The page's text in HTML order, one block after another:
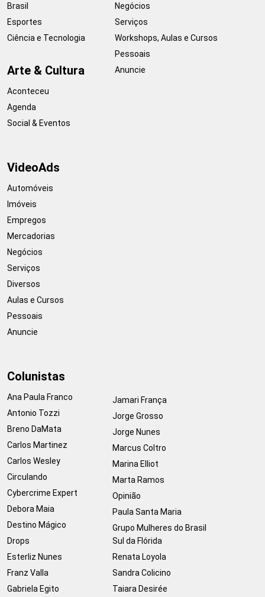
Brasil
Esportes
Ciência e Tecnologia
Arte & Cultura
Aconteceu
Agenda
Social & Eventos
Negócios
Serviços
Workshops, Aulas e Cursos
Pessoais
Anuncie
VideoAds
Automóveis
Imóveis
Empregos
Mercadorias
Negócios
Serviços
Diversos
Aulas e Cursos
Pessoais
Anuncie
Colunistas
Ana Paula Franco
Antonio Tozzi
Breno DaMata
Carlos Martinez
Carlos Wesley
Circulando
Cybercrime Expert
Debora Maia
Destino Mágico
Drops
Esterliz Nunes
Franz Valla
Gabriela Egito
Jamari França
Jorge Grosso
Jorge Nunes
Marcus Coltro
Marina Elliot
Marta Ramos
Opinião
Paula Santa Maria
Grupo Mulheres do Brasil
Sul da Flórida
Renata Loyola
Sandra Colicino
Taiara Desirée